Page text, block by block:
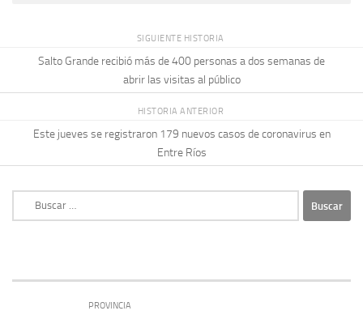
SIGUIENTE HISTORIA
Salto Grande recibió más de 400 personas a dos semanas de
abrir las visitas al público
HISTORIA ANTERIOR
Este jueves se registraron 179 nuevos casos de coronavirus en
Entre Ríos
Buscar:
PROVINCIA